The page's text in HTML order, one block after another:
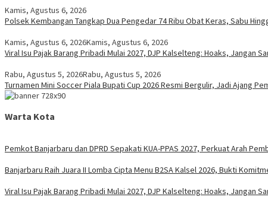
Kamis, Agustus 6, 2026
Polsek Kembangan Tangkap Dua Pengedar 74 Ribu Obat Keras, Sabu
Kamis, Agustus 6, 2026Kamis, Agustus 6, 2026
Viral Isu Pajak Barang Pribadi Mulai 2027, DJP Kalselteng: Hoaks, Jangan
Rabu, Agustus 5, 2026Rabu, Agustus 5, 2026
Turnamen Mini Soccer Piala Bupati Cup 2026 Resmi Bergulir, Jadi Ajang
Warta Kota
Pemkot Banjarbaru dan DPRD Sepakati KUA-PPAS 2027, Perkuat Arah
Banjarbaru Raih Juara II Lomba Cipta Menu B2SA Kalsel 2026, Bukti
Viral Isu Pajak Barang Pribadi Mulai 2027, DJP Kalselteng: Hoaks, Jangan